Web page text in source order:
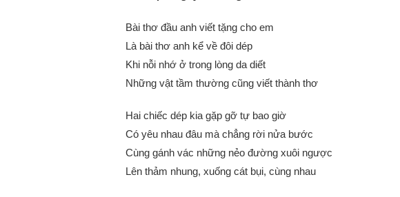
Bài thơ đầu anh viết tặng cho em
Là bài thơ anh kể về đôi dép
Khi nỗi nhớ ở trong lòng da diết
Những vật tầm thường cũng viết thành thơ
Hai chiếc dép kia gặp gỡ tự bao giờ
Có yêu nhau đâu mà chẳng rời nửa bước
Cùng gánh vác những nẻo đường xuôi ngược
Lên thảm nhung, xuống cát bụi, cùng nhau